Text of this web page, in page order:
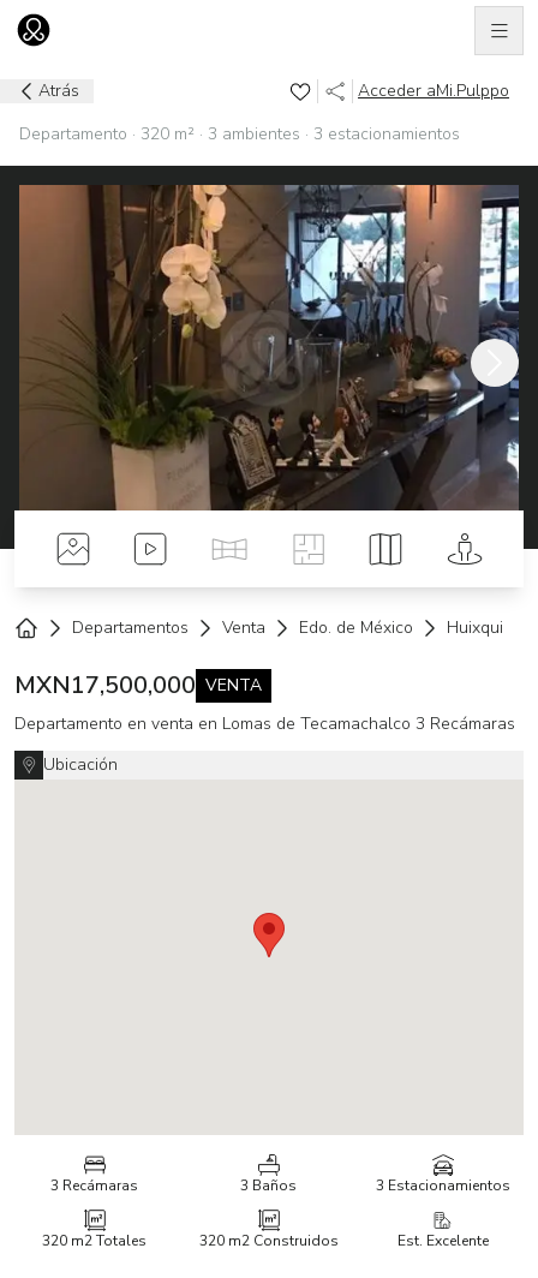
Ir al home
Atrás Acceder aMi.Pulppo
Departamento · 320 m² · 3 ambientes · 3 estacionamientos
Fotos Videos Tour VirtualPlanos Mapa Street
Departamentos Venta Edo. de México
MXN17,500,000 VENTA
Departamento en venta en Lomas de Tecamachalco 3 Recámaras
Ubicación
3 Recámaras 3 Baños 3 Estacionamientos
320 m2Totales 320 m2Construidos Est. Excelente